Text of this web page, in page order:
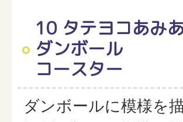
10 タテヨコあみ
ダンボール
コースター
ダンボールに模様を